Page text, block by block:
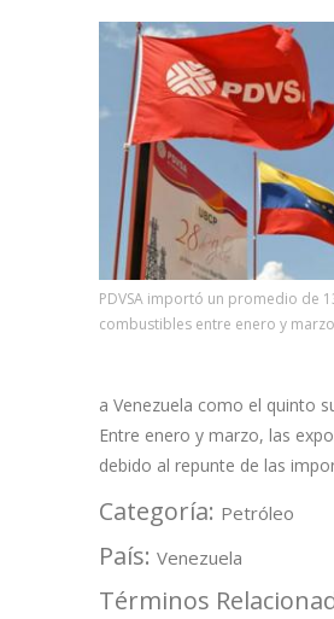
PDVSA importó un promedio de
combustibles entre enero y
a Venezuela como el quinto
Entre enero y marzo, las
debido al repunte de las
Categoría: Petróleo
País: Venezuela
Términos